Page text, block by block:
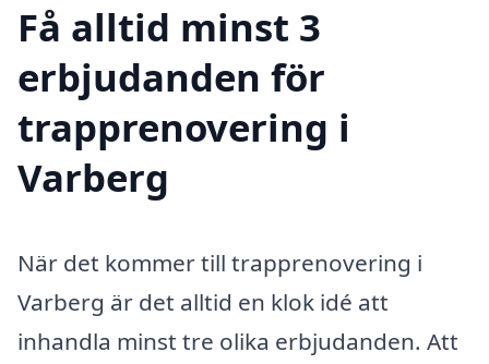
Få alltid minst 3
erbjudanden för
trapprenovering i
Varberg
När det kommer till trapprenovering i
Varberg är det alltid en klok idé att
inhandla minst tre olika erbjudanden. Att